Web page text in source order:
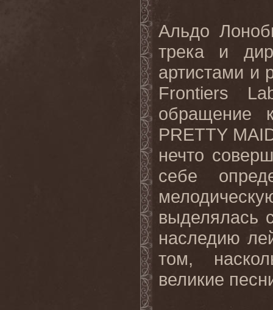
Альдо
трека и
артистами и
Frontiers
обращение
PRETTY
нечто
себе
выделялась
наследию
том,
великие